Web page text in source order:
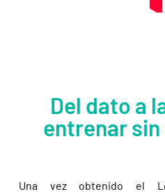
Del dato a
entrenar
Una vez obtenido el